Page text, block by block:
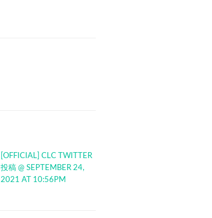
[OFFICIAL] CLC TWITTER
投稿 @ SEPTEMBER 24,
2021 AT 10:56PM